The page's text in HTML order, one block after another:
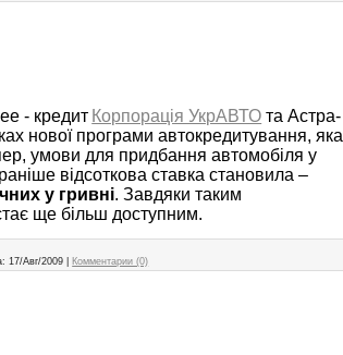
Корпорація УкрАВТО та Астра-
нової програми автокредитування, яка
умови для придбання автомобіля у
відсоткова ставка становила –
у гривні. Завдяки таким
ще більш доступним.
17/Авг/2009 Комментарии (0)